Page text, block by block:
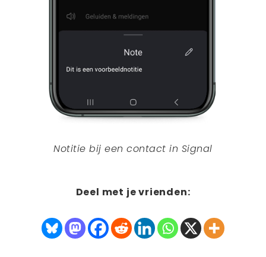
Notitie bij een contact in Signal
Deel met je vrienden: